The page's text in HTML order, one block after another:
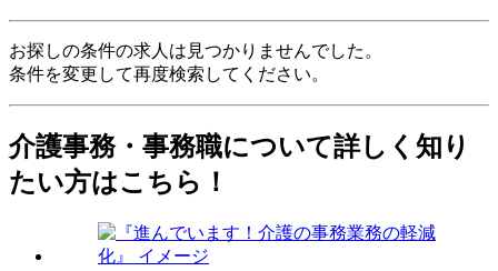
お探しの条件の求人は見つかりませんでした。
条件を変更して再度検索してください。
介護事務・事務職について詳しく知り
たい方はこちら！